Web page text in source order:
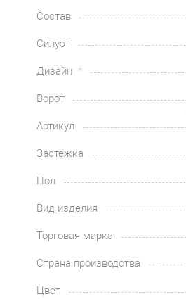
Состав
Силуэт
Дизайн
Ворот
Артикул
Застёжка
Пол
Вид изделия
Торговая марка
Страна производства
Цвет